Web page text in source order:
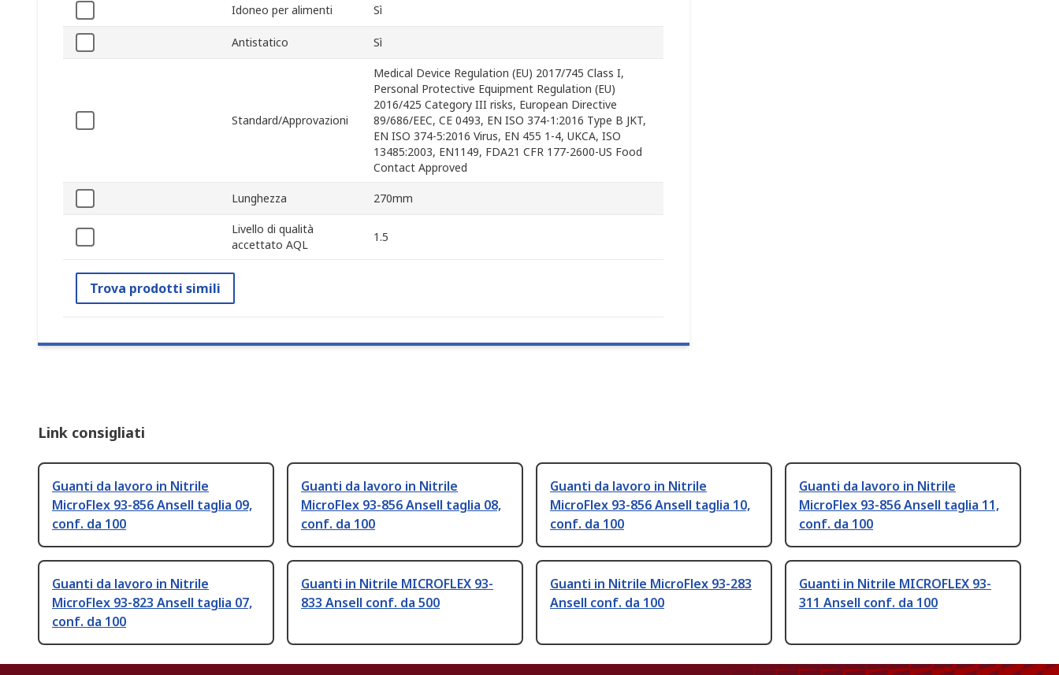
Idoneo per alimenti Sì
Antistatico Sì
Standard/Approvazioni
Medical Device Regulation (EU) 2017/745 Class I,
Personal Protective Equipment Regulation (EU)
2016/425 Category III risks, European Directive
89/686/EEC, CE 0493, EN ISO 374-1:2016 Type B JKT,
EN ISO 374-5:2016 Virus, EN 455 1-4, UKCA, ISO
13485:2003, EN1149, FDA21 CFR 177-2600-US Food
Contact Approved
Lunghezza 270mm
Livello di qualità
accettato AQL
1.5
Trova prodotti simili
Link consigliati
Guanti da lavoro in Nitrile
MicroFlex 93-856 Ansell taglia 09,
conf. da 100
Guanti da lavoro in Nitrile
MicroFlex 93-856 Ansell taglia 08,
conf. da 100
Guanti da lavoro in Nitrile
MicroFlex 93-856 Ansell taglia 10,
conf. da 100
Guanti da lavoro in Nitrile
MicroFlex 93-856 Ansell taglia 11,
conf. da 100
Guanti da lavoro in Nitrile
MicroFlex 93-823 Ansell taglia 07,
conf. da 100
Guanti in Nitrile MICROFLEX 93-
833 Ansell conf. da 500
Guanti in Nitrile MicroFlex 93-283
Ansell conf. da 100
Guanti in Nitrile MICROFLEX 93-
311 Ansell conf. da 100